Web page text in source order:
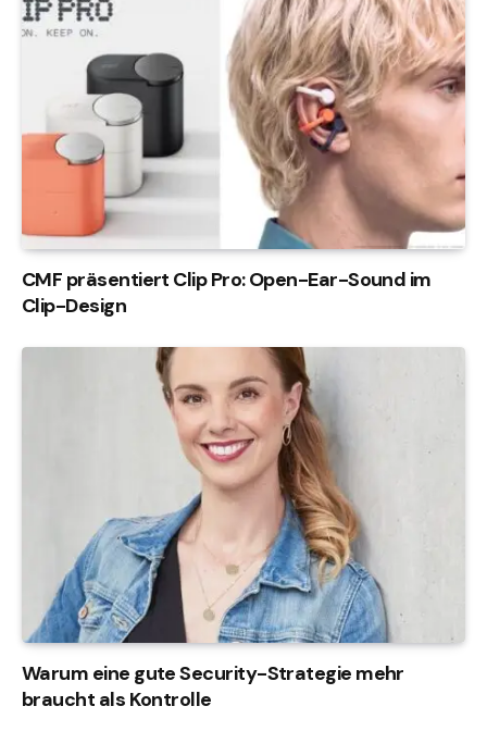
CMF präsentiert Clip Pro: Open-Ear-Sound im
Clip-Design
Warum eine gute Security-Strategie mehr
braucht als Kontrolle